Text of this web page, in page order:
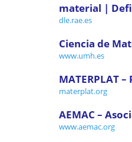
material |
dle.rae.es
Ciencia de
www.umh.es
MATERPLAT
materplat.org
AEMAC –
www.aemac.org